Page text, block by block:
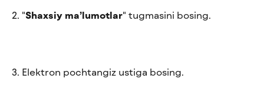
2. "Shaxsiy ma’lumotlar" tugmasini bosing.
3. Elektron pochtangiz ustiga bosing.